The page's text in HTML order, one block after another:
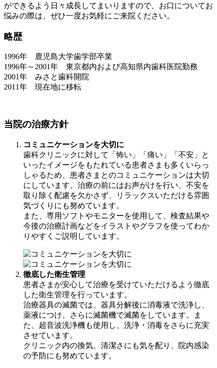
ができるよう日々成長してまいりますので、お口についてお
悩みの際は、ぜひ一度お気軽にご来院ください。
略歴
1996年 鹿児島大学歯学部卒業
1996年～2001年 東京都内および高知県内歯科医院勤務
2001年 みさと歯科開院
2011年 現在地に移転
当院の治療方針
コミュニケーションを大切に
歯科クリニックに対して「怖い」「痛い」「不安」と
いったイメージをもたれている患者さまも多くいらっ
しゃるため、患者さまとのコミュニケーションは大切
にしています。治療の前にはお声がけを行い、不安を
取り除く配慮を欠かさず、リラックスいただける雰囲
気づくりにも努めています。
また、専用ソフトやモニターを使用して、検査結果や
今後の治療計画などをイラストやグラフを使ってわか
りやすくご説明しています。
徹底した衛生管理
患者さまが安心して治療を受けていただけるよう徹底
した衛生管理を行っています。
治療器具の滅菌では、器具分解後に消毒液で洗浄し、
薬液につけ、さらに滅菌機で滅菌をしています。ま
た、超音波洗浄機も使用し、洗浄・消毒をさらに充実
させています。
クリニック内の換気、清潔さにも気を配り、院内感染
の予防にも努めています。